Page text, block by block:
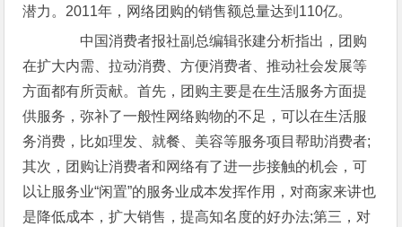
潜力。2011年，网络团购的销售额总量达到110亿。
中国消费者报社副总编辑张建分析指出，团购
在扩大内需、拉动消费、方便消费者、推动社会发展等
方面都有所贡献。首先，团购主要是在生活服务方面提
供服务，弥补了一般性网络购物的不足，可以在生活服
务消费，比如理发、就餐、美容等服务项目帮助消费者;
其次，团购让消费者和网络有了进一步接触的机会，可
以让服务业“闲置”的服务业成本发挥作用，对商家来讲也
是降低成本，扩大销售，提高知名度的好办法;第三，对